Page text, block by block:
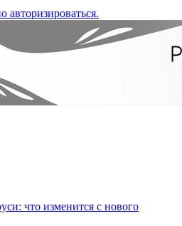
авторизироваться.
что изменится с нового